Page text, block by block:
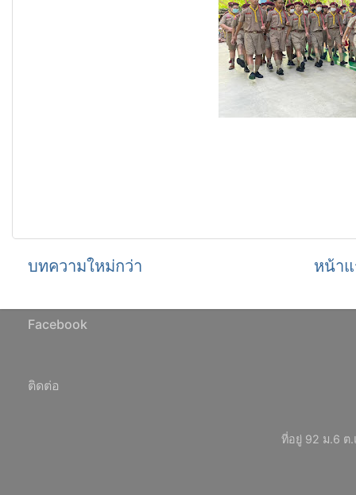
บทความใหม่กว่า หน้า
Facebook
ติดต่อ
ที่อยู่ 92 ม.6 ต.